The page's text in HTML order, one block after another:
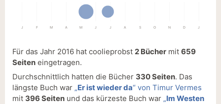
J F M A M J J A S O N D J
Für das Jahr 2016 hat coolieprobst 2 Bücher mit 659
Seiten eingetragen.
Durchschnittlich hatten die Bücher 330 Seiten. Das
längste Buch war „Er ist wieder da“ von Timur Vermes
mit 396 Seiten und das kürzeste Buch war „Im Westen